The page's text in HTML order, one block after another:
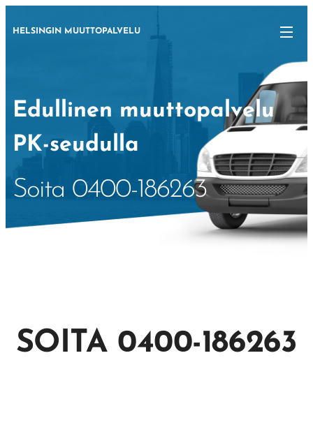
HELSINGIN MUUTTOPALVELU
Edullinen muuttopalvelu
PK-seudulla
Soita 0400-186263
SOITA 0400-186263